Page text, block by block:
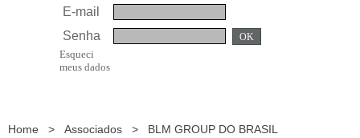
E-mail
Senha
OK
Esqueci
meus dados
Home > Associados > BLM GROUP DO BRASIL